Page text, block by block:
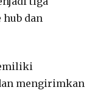
hub dan
mengirimkan